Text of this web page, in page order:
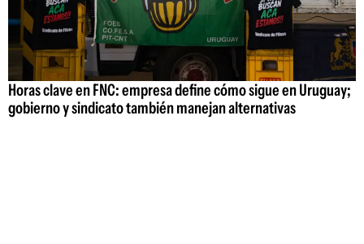
Horas clave en FNC: empresa define cómo sigue en Uruguay;
gobierno y sindicato también manejan alternativas